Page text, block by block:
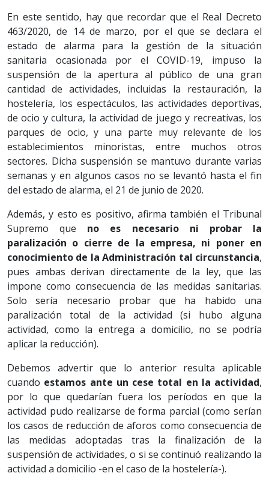
En este sentido, hay que recordar que el Real Decreto
463/2020, de 14 de marzo, por el que se declara el
estado de alarma para la gestión de la situación
sanitaria ocasionada por el COVID-19, impuso la
suspensión de la apertura al público de una gran
cantidad de actividades, incluidas la restauración, la
hostelería, los espectáculos, las actividades deportivas,
de ocio y cultura, la actividad de juego y recreativas, los
parques de ocio, y una parte muy relevante de los
establecimientos minoristas, entre muchos otros
sectores. Dicha suspensión se mantuvo durante varias
semanas y en algunos casos no se levantó hasta el fin
del estado de alarma, el 21 de junio de 2020.
Además, y esto es positivo, afirma también el Tribunal
Supremo que no es necesario ni probar la
paralización o cierre de la empresa, ni poner en
conocimiento de la Administración tal circunstancia,
pues ambas derivan directamente de la ley, que las
impone como consecuencia de las medidas sanitarias.
Solo sería necesario probar que ha habido una
paralización total de la actividad (si hubo alguna
actividad, como la entrega a domicilio, no se podría
aplicar la reducción).
Debemos advertir que lo anterior resulta aplicable
cuando estamos ante un cese total en la actividad,
por lo que quedarían fuera los períodos en que la
actividad pudo realizarse de forma parcial (como serían
los casos de reducción de aforos como consecuencia de
las medidas adoptadas tras la finalización de la
suspensión de actividades, o si se continuó realizando la
actividad a domicilio -en el caso de la hostelería-).